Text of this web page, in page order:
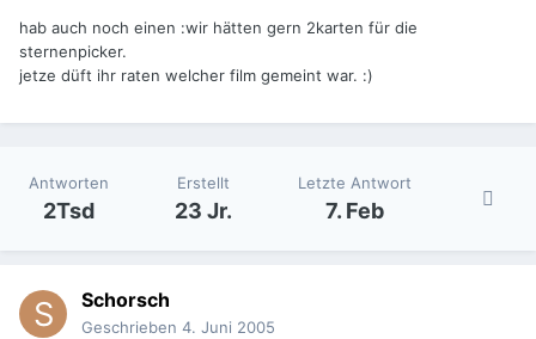
hab auch noch einen :wir hätten gern 2karten für die
sternenpicker.
jetze düft ihr raten welcher film gemeint war. :)
Antworten
2Tsd
Erstellt
23 Jr.
Letzte Antwort
7. Feb
Schorsch
Geschrieben 4. Juni 2005